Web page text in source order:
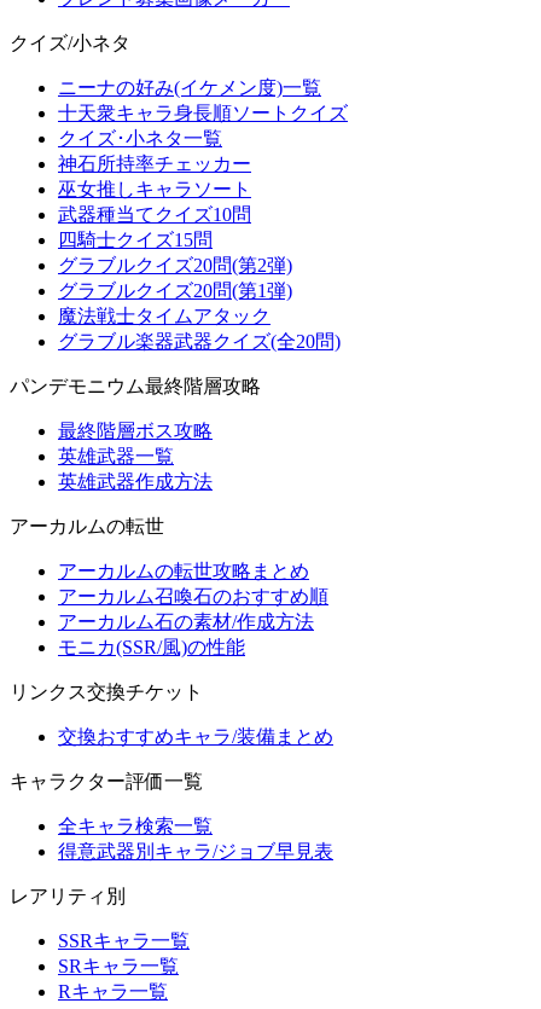
クイズ/小ネタ
ニーナの好み(イケメン度)一覧
十天衆キャラ身長順ソートクイズ
クイズ･小ネタ一覧
神石所持率チェッカー
巫女推しキャラソート
武器種当てクイズ10問
四騎士クイズ15問
グラブルクイズ20問(第2弾)
グラブルクイズ20問(第1弾)
魔法戦士タイムアタック
グラブル楽器武器クイズ(全20問)
パンデモニウム最終階層攻略
最終階層ボス攻略
英雄武器一覧
英雄武器作成方法
アーカルムの転世
アーカルムの転世攻略まとめ
アーカルム召喚石のおすすめ順
アーカルム石の素材/作成方法
モニカ(SSR/風)の性能
リンクス交換チケット
交換おすすめキャラ/装備まとめ
キャラクター評価一覧
全キャラ検索一覧
得意武器別キャラ/ジョブ早見表
レアリティ別
SSRキャラ一覧
SRキャラ一覧
Rキャラ一覧